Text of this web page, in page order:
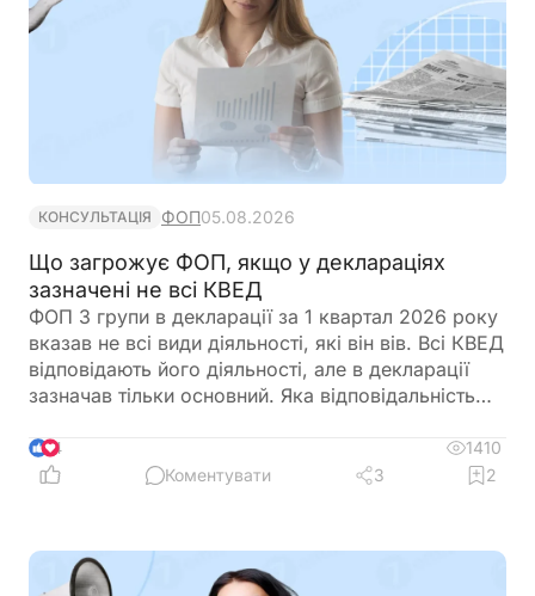
КОНСУЛЬТАЦІЯ ФОП05.08.2026
Що загрожує ФОП, якщо у деклараціях
зазначені не всі КВЕД
ФОП 3 групи в декларації за 1 квартал 2026 року
вказав не всі види діяльності, які він вів. Всі КВЕД
відповідають його діяльності, але в декларації
зазначав тільки основний. Яка відповідальність
4
1410
Коментувати
3 2